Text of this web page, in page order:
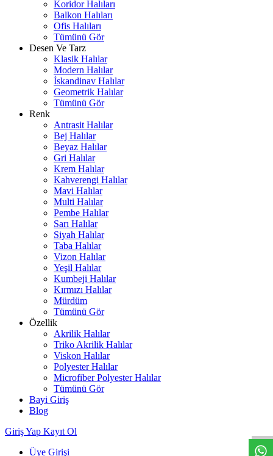
Koridor Halıları
Balkon Halıları
Ofis Halıları
Tümünü Gör
Desen Ve Tarz
Klasik Halılar
Modern Halılar
İskandinav Halılar
Geometrik Halılar
Tümünü Gör
Renk
Antrasit Halılar
Bej Halılar
Beyaz Halılar
Gri Halılar
Krem Halılar
Kahverengi Halılar
Mavi Halılar
Multi Halılar
Pembe Halılar
Sarı Halılar
Siyah Halılar
Taba Halılar
Vizon Halılar
Yeşil Halılar
Kumbeji Halılar
Kırmızı Halılar
Mürdüm
Tümünü Gör
Özellik
Akrilik Halılar
Triko Akrilik Halılar
Viskon Halılar
Polyester Halılar
Microfiber Polyester Halılar
Tümünü Gör
Bayi Giriş
Blog
Giriş Yap Kayıt Ol
Üye Girişi